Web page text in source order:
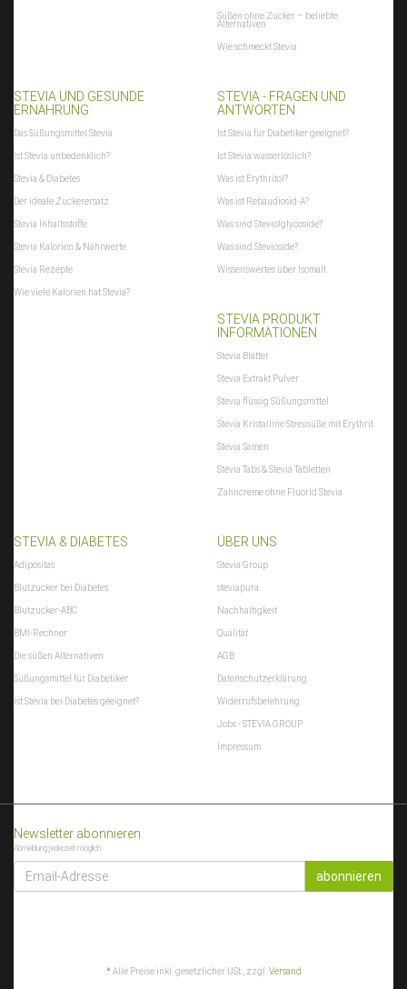
Süßen ohne Zucker – beliebte
Alternativen
Wie schmeckt Stevia
STEVIA UND GESUNDE
ERNÄHRUNG
Das Süßungsmittel Stevia
Ist Stevia unbedenklich?
Stevia & Diabetes
Der ideale Zuckerersatz
Stevia Inhaltsstoffe
Stevia Kalorien & Nährwerte
Stevia Rezepte
Wie viele Kalorien hat Stevia?
STEVIA - FRAGEN UND
ANTWORTEN
Ist Stevia für Diabetiker geeignet?
Ist Stevia wasserlöslich?
Was ist Erythritol?
Was ist Rebaudiosid-A?
Was sind Steviolglycoside?
Was sind Stevioside?
Wissenswertes über Isomalt
STEVIA PRODUKT
INFORMATIONEN
Stevia Blätter
Stevia Extrakt Pulver
Stevia flüssig Süßungsmittel
Stevia Kristalline Streusüße mit Erythrit
Stevia Samen
Stevia Tabs & Stevia Tabletten
Zahncreme ohne Fluorid Stevia
STEVIA & DIABETES
Adipositas
Blutzucker bei Diabetes
Blutzucker-ABC
BMI-Rechner
Die süßen Alternativen
Süßungsmittel für Diabetiker
Ist Stevia bei Diabetes geeignet?
ÜBER UNS
Stevia Group
steviapura
Nachhaltigkeit
Qualität
AGB
Datenschutzerklärung
Widerrufsbelehrung
Jobs - STEVIA GROUP
Impressum
Newsletter abonnieren
Abmeldung jederzeit möglich
EMAIL-
ADRESSE abonnieren
*Alle Preise inkl. gesetzlicher USt., zzgl.Versand